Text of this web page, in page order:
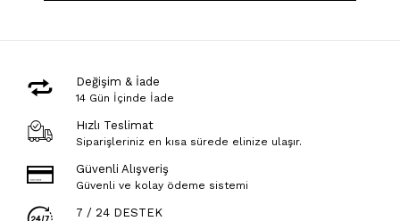
Değişim & İade
14 Gün İçinde İade
Hızlı Teslimat
Siparişleriniz en kısa sürede elinize ulaşır.
Güvenli Alışveriş
Güvenli ve kolay ödeme sistemi
7 / 24 DESTEK